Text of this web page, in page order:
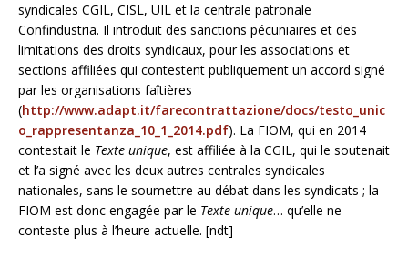
syndicales CGIL, CISL, UIL et la centrale patronale
Confindustria. Il introduit des sanctions pécuniaires et des
limitations des droits syndicaux, pour les associations et
sections affiliées qui contestent publiquement un accord signé
par les organisations faîtières
(http://www.adapt.it/farecontrattazione/docs/testo_unic
o_rappresentanza_10_1_2014.pdf). La FIOM, qui en 2014
contestait le Texte unique, est affiliée à la CGIL, qui le soutenait
et l’a signé avec les deux autres centrales syndicales
nationales, sans le soumettre au débat dans les syndicats ; la
FIOM est donc engagée par le Texte unique… qu’elle ne
conteste plus à l’heure actuelle. [ndt]